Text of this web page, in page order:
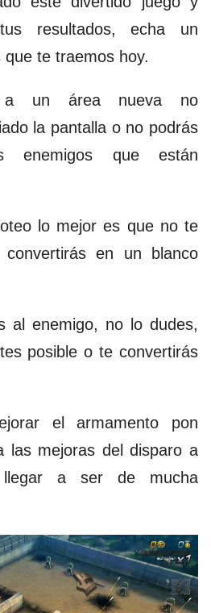
resultados, echa un
te traemos hoy.
a un área nueva no
la pantalla o no podrás
que están
lo mejor es que no te
en un blanco
al enemigo, no lo dudes,
posible o te convertirás
el armamento pon
las mejoras del disparo a
llegar a ser de mucha